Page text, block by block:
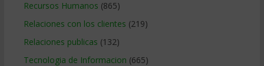
Recursos Humanos (865)
Relaciones con los clientes (219)
Relaciones publicas (132)
Tecnologia de Informacion (665)